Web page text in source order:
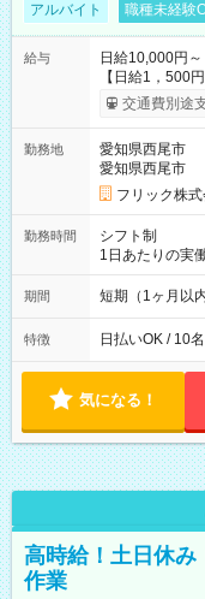
アルバイト 職種未経験
給与
日給10,000円～
【日給1，500
ると 期間中(9/
り
交通費別途
勤務地
愛知県西尾市
愛知県西尾市
フリック株式
勤務時間
シフト制
1日あたりの実
日~2026年10月
※週3~5日勤務(
り ※夜勤シフト
期間 短期（1ヶ月以内
特徴 日払いOK / 10
気になる！
高時給！土日休み
作業